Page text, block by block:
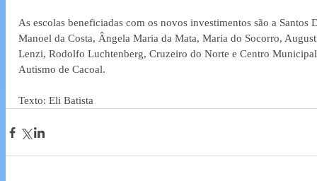
As escolas beneficiadas com os novos investimentos são a
Manoel da Costa, Ângela Maria da Mata, Maria do Socorro,
Lenzi, Rodolfo Luchtenberg, Cruzeiro do Norte e Centro
Autismo de Cacoal.
Texto: Eli Batista